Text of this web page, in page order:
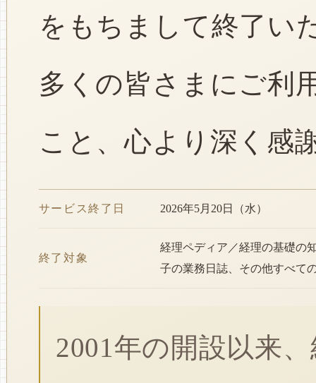
をもちまして終了い
多くの皆さまにご利
こと、心より深く感
サービス終了日 2026年5月20日（水）
終了対象
経理ペディア／経理の基礎の
子の業務日誌、その他すべて
2001年の開設以来